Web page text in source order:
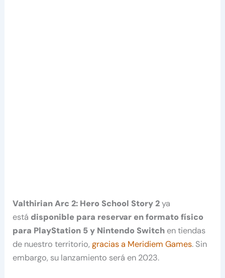
Valthirian Arc 2: Hero School Story 2ya
está disponible para reservar en formato físico
para PlayStation 5 y Nintendo Switch en tiendas
de nuestro territorio,gracias a Meridiem Games. Sin
embargo, su lanzamiento será en 2023.